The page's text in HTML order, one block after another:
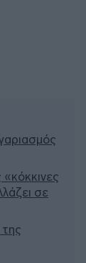
σε